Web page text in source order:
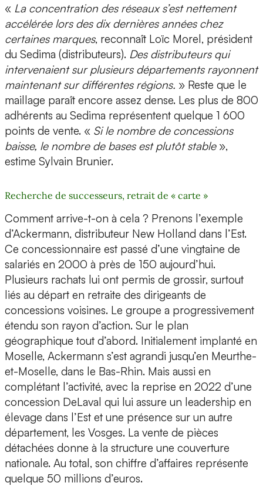
« La concentration des réseaux s’est nettement
accélérée lors des dix dernières années chez
certaines marques, reconnaît Loïc Morel, président
du Sedima (distributeurs). Des distributeurs qui
intervenaient sur plusieurs départements rayonnent
maintenant sur différentes régions. » Reste que le
maillage paraît encore assez dense. Les plus de 800
adhérents au Sedima représentent quelque 1 600
points de vente. « Si le nombre de concessions
baisse, le nombre de bases est plutôt stable»,
estime Sylvain Brunier.
Recherche de successeurs, retrait de « carte »
Comment arrive-t-on à cela ? Prenons l’exemple
d’Ackermann, distributeur New Holland dans l’Est.
Ce concessionnaire est passé d’une vingtaine de
salariés en 2000 à près de 150 aujourd’hui.
Plusieurs rachats lui ont permis de grossir, surtout
liés au départ en retraite des dirigeants de
concessions voisines. Le groupe a progressivement
étendu son rayon d’action. Sur le plan
géographique tout d’abord. Initialement implanté en
Moselle, Ackermann s’est agrandi jusqu’en Meurthe-
et-Moselle, dans le Bas-Rhin. Mais aussi en
complétant l’activité, avec la reprise en 2022 d’une
concession DeLaval qui lui assure un leadership en
élevage dans l’Est et une présence sur un autre
département, les Vosges. La vente de pièces
détachées donne à la structure une couverture
nationale. Au total, son chiffre d’affaires représente
quelque 50 millions d’euros.